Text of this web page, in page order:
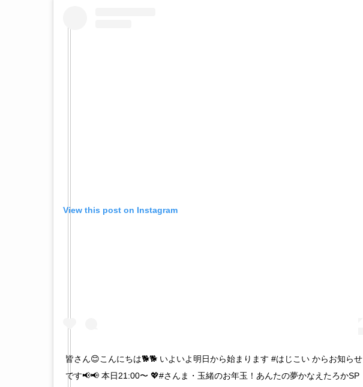
View this post on Instagram
‪皆さん😊こんにちは🐕🐕 いよいよ明日から始まります #はじこい からお知らせ
です📢📢‬ ‪本日21:00〜‬ ‪💖#さんま・玉緒のお年玉！あんたの夢かなえたろかSP